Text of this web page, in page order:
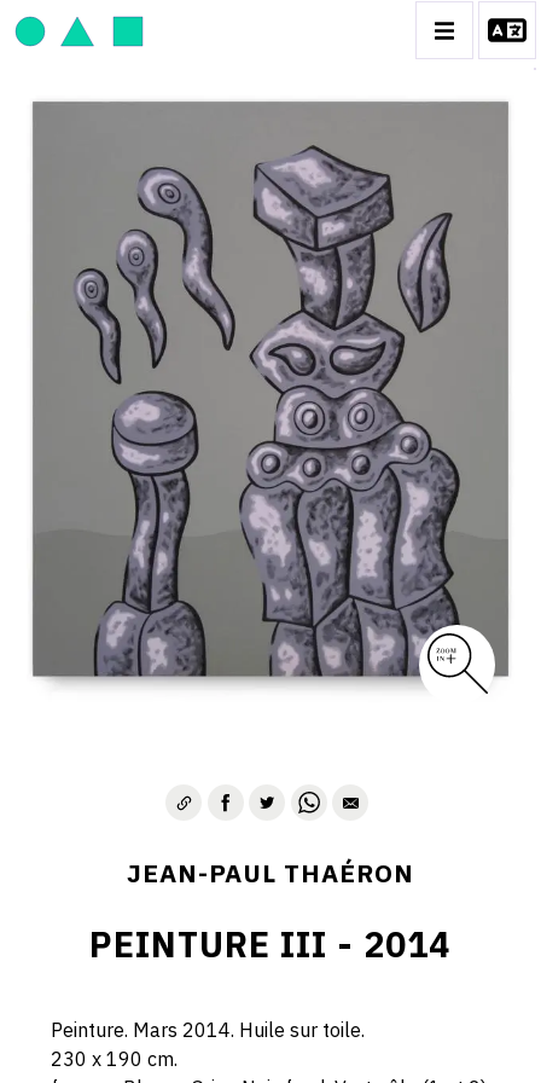
JEAN-PAUL THAÉRON
BIOGRAPHIE
CATALOGUE DES OEUVRES
OBJET / SIGNE
PEINTURE
SCULPTURE
CONTACT
JEAN-PAUL THAÉRON
PEINTURE III - 2014
Peinture. Mars 2014. Huile sur toile.
230 x 190 cm.